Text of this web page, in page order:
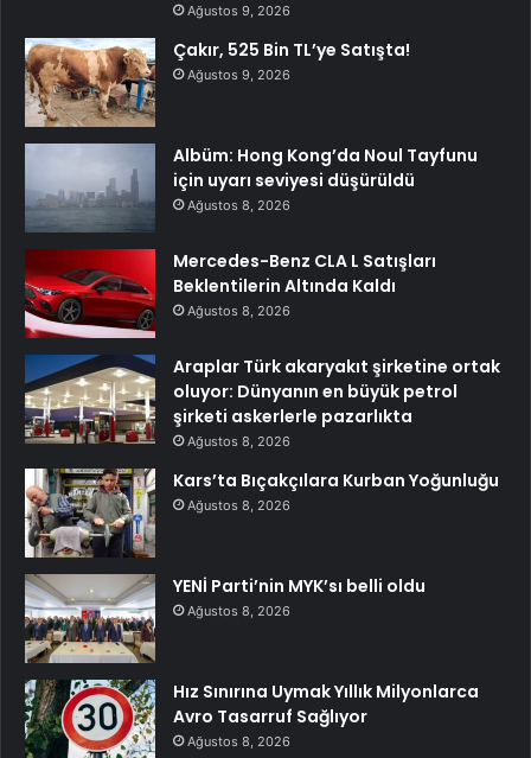
Ağustos 9, 2026
Çakır, 525 Bin TL’ye Satışta!
Ağustos 9, 2026
Albüm: Hong Kong’da Noul Tayfunu
için uyarı seviyesi düşürüldü
Ağustos 8, 2026
Mercedes-Benz CLA L Satışları
Beklentilerin Altında Kaldı
Ağustos 8, 2026
Araplar Türk akaryakıt şirketine ortak
oluyor: Dünyanın en büyük petrol
şirketi askerlerle pazarlıkta
Ağustos 8, 2026
Kars’ta Bıçakçılara Kurban Yoğunluğu
Ağustos 8, 2026
YENİ Parti’nin MYK’sı belli oldu
Ağustos 8, 2026
Hız Sınırına Uymak Yıllık Milyonlarca
Avro Tasarruf Sağlıyor
Ağustos 8, 2026